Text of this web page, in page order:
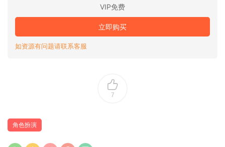
VIP免费
立即购买
如资源有问题请联系客服
7
角色扮演